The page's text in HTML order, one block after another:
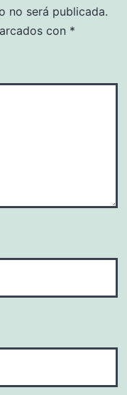
no será publicada.
con *